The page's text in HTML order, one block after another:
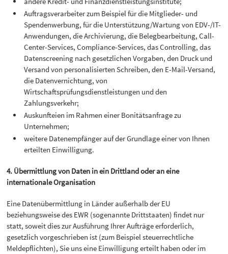
Auftragsverarbeiter zum Beispiel für die Mitglieder- und
Spendenwerbung, für die Unterstützung/Wartung von EDV-/IT-
Anwendungen, die Archivierung, die Belegbearbeitung, Call-
Center-Services, Compliance-Services, das Controlling, das
Datenscreening nach gesetzlichen Vorgaben, den Druck und
Versand von personalisierten Schreiben, den E-Mail-Versand,
die Datenvernichtung, von
Wirtschaftsprüfungsdienstleistungen und den
Zahlungsverkehr;
Auskunfteien im Rahmen einer Bonitätsanfrage zu
Unternehmen;
weitere Datenempfänger auf der Grundlage einer von Ihnen
erteilten Einwilligung.
4. Übermittlung von Daten in ein Drittland oder an eine
internationale Organisation
Eine Datenübermittlung in Länder außerhalb der EU
beziehungsweise des EWR (sogenannte Drittstaaten) findet nur
statt, soweit dies zur Ausführung Ihrer Aufträge erforderlich,
gesetzlich vorgeschrieben ist (zum Beispiel steuerrechtliche
Meldepflichten), Sie uns eine Einwilligung erteilt haben oder im